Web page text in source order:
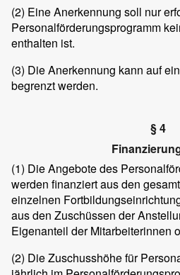
(2) Eine Anerkennung soll nur
Personalförderungsprogramm
enthalten ist.
(3) Die Anerkennung kann auf
begrenzt werden.
§ 4
(1) Die Angebote des
werden finanziert aus den
einzelnen
aus den Zuschüssen der
Eigenanteil der Mitarbeiterinnen
(2) Die Zuschusshöhe für